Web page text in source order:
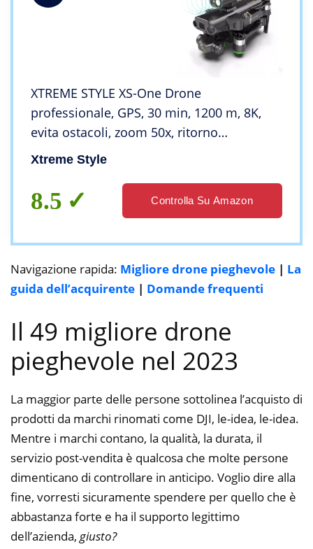
XTREME STYLE XS-One Drone
professionale, GPS, 30 min, 1200 m, 8K,
evita ostacoli, zoom 50x, ritorno
automatico, seguimi, stabile, gimbal a 3
Xtreme Style
8.5 Controlla Su Amazon
Navigazione rapida: Migliore drone pieghevole | La
guida dell’acquirente | Domande frequenti
Il 49 migliore drone
pieghevole nel 2023
La maggior parte delle persone sottolinea l’acquisto di
prodotti da marchi rinomati come DJI, le-idea, le-idea.
Mentre i marchi contano, la qualità, la durata, il
servizio post-vendita è qualcosa che molte persone
dimenticano di controllare in anticipo. Voglio dire alla
fine, vorresti sicuramente spendere per quello che è
abbastanza forte e ha il supporto legittimo
dell’azienda, giusto?